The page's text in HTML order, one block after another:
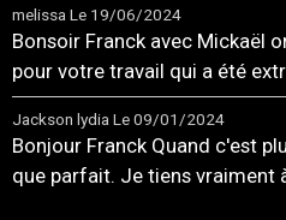
melissaLe 19/06/2024
Bonsoir Franck avec Mickaël
pour votre travail qui a été
Jackson lydiaLe 09/01/2024
Bonjour Franck Quand c'est
que parfait. Je tiens vraiment